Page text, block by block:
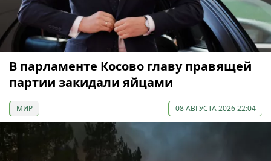
В парламенте Косово главу правящей
партии закидали яйцами
МИР 08 АВГУСТА 2026 22:04